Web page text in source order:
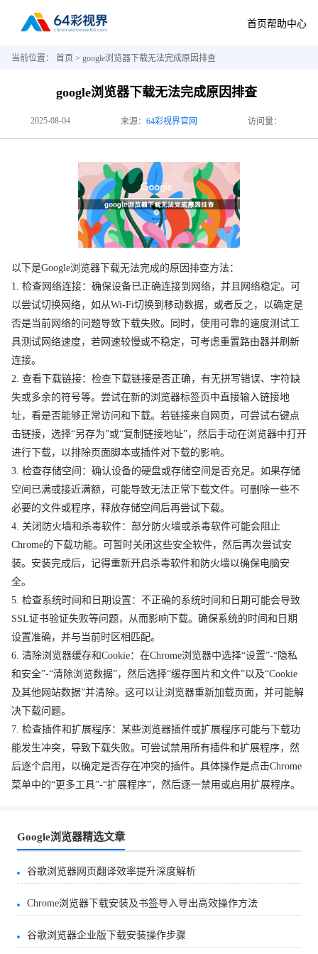
首页帮助中心
当前位置： 首页 > google浏览器下载无法完成原因排查
google浏览器下载无法完成原因排查
2025-08-04 来源： 64彩视界官网 访问量：
以下是Google浏览器下载无法完成的原因排查方法：
1. 检查网络连接：确保设备已正确连接到网络，并且网络稳定。可
以尝试切换网络，如从Wi-Fi切换到移动数据，或者反之，以确定是
否是当前网络的问题导致下载失败。同时，使用可靠的速度测试工
具测试网络速度，若网速较慢或不稳定，可考虑重置路由器并刷新
连接。
2. 查看下载链接：检查下载链接是否正确，有无拼写错误、字符缺
失或多余的符号等。尝试在新的浏览器标签页中直接输入链接地
址，看是否能够正常访问和下载。若链接来自网页，可尝试右键点
击链接，选择“另存为”或“复制链接地址”，然后手动在浏览器中打开
进行下载，以排除页面脚本或插件对下载的影响。
3. 检查存储空间：确认设备的硬盘或存储空间是否充足。如果存储
空间已满或接近满额，可能导致无法正常下载文件。可删除一些不
必要的文件或程序，释放存储空间后再尝试下载。
4. 关闭防火墙和杀毒软件：部分防火墙或杀毒软件可能会阻止
Chrome的下载功能。可暂时关闭这些安全软件，然后再次尝试安
装。安装完成后，记得重新开启杀毒软件和防火墙以确保电脑安
全。
5. 检查系统时间和日期设置：不正确的系统时间和日期可能会导致
SSL证书验证失败等问题，从而影响下载。确保系统的时间和日期
设置准确，并与当前时区相匹配。
6. 清除浏览器缓存和Cookie：在Chrome浏览器中选择“设置”-“隐私
和安全”-“清除浏览数据”，然后选择“缓存图片和文件”以及“Cookie
及其他网站数据”并清除。这可以让浏览器重新加载页面，并可能解
决下载问题。
7. 检查插件和扩展程序：某些浏览器插件或扩展程序可能与下载功
能发生冲突，导致下载失败。可尝试禁用所有插件和扩展程序，然
后逐个启用，以确定是否存在冲突的插件。具体操作是点击Chrome
菜单中的“更多工具”-“扩展程序”，然后逐一禁用或启用扩展程序。
Google浏览器精选文章
谷歌浏览器网页翻译效率提升深度解析
Chrome浏览器下载安装及书签导入导出高效操作方法
谷歌浏览器企业版下载安装操作步骤